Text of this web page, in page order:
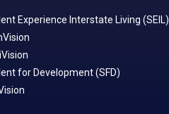
Experience Interstate Living (SEIL)
for Development (SFD)